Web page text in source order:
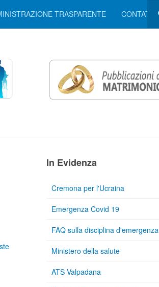
TRASPARENTE CONTATTI
In Evidenza
Cremona per l'Ucraina
Emergenza Covid 19
FAQ sulla disciplina d'emergenza
Ministero della salute
ATS Valpadana